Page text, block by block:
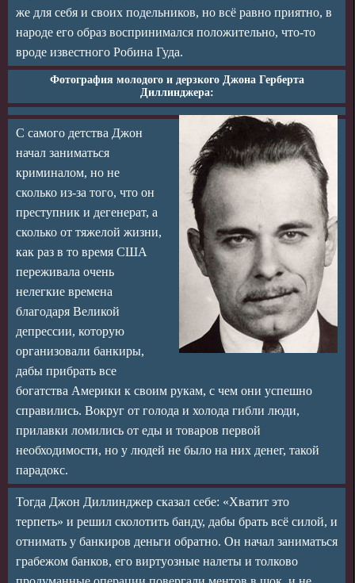
же для себя и своих подельников, но всё равно приятно, в
народе его образ воспринимался положительно, что-то
вроде известного Робина Гуда.
Фотография молодого и дерзкого Джона Герберта
Диллинджера:
С самого детства Джон
начал заниматься
криминалом, но не
сколько из-за того, что он
преступник и дегенерат, а
сколько от тяжелой жизни,
как раз в то время США
переживала очень
нелегкие времена
благодаря Великой
депрессии, которую
организовали банкиры,
дабы прибрать все
богатства Америки к своим рукам, с чем они успешно
справились. Вокруг от голода и холода гибли люди,
прилавки ломились от еды и товаров первой
необходимости, но у людей не было на них денег, такой
парадокс.
Тогда Джон Диллинджер сказал себе: «Хватит это
терпеть» и решил сколотить банду, дабы брать всё силой, и
отнимать у банкиров деньги обратно. Он начал заниматься
грабежом банков, его виртуозные налеты и толково